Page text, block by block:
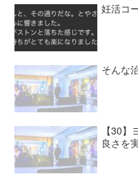
妊活コ
そんな
【30
良さを